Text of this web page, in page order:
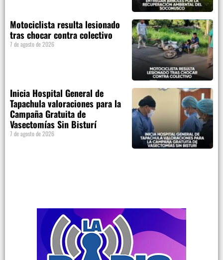
Motociclista resulta lesionado
tras chocar contra colectivo
7 de agosto de 2026
Inicia Hospital General de
Tapachula valoraciones para la
Campaña Gratuita de
Vasectomías Sin Bisturí
7 de agosto de 2026